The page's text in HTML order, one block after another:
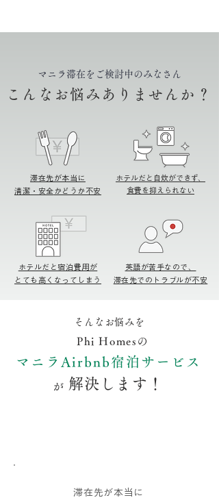
マニラ滞在をご検討中のみなさん
こんなお悩みありませんか？
​滞在先が本当に
清潔・安全 かどうか不安
ホテルだと宿泊費用が
とても高くなってしまう
ホテルだと自炊ができず、
​食費を抑えられない
英語が苦手なので、
滞在先でのトラブルが不安
そんなお悩みを
Phi Homesの
マニラAirbnb宿泊サービス
が 解決します！
滞在先が本当に